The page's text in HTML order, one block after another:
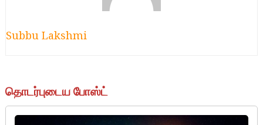
Subbu Lakshmi
தொடர்புடைய போஸ்ட்